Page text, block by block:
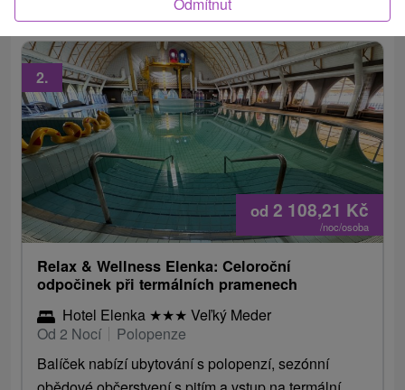
od 2 108,21 Kč
/noc/osoba
2.
Relax & Wellness Elenka: Celoroční
odpočinek při termálních pramenech
Hotel Elenka ★★★ Veľký Meder
Od 2 Nocí
Polopenze
Balíček nabízí ubytování s polopenzí, sezónní